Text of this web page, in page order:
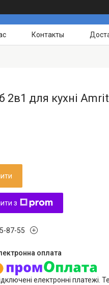
Контакты
2в1 для кухні
з
87-55
електронні платежі.